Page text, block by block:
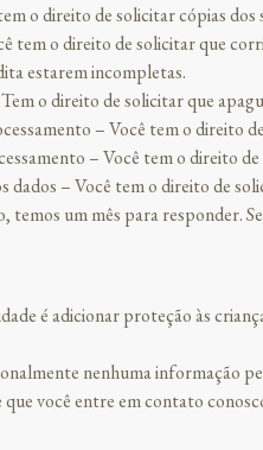
o direito de solicitar cópias
tem o direito de solicitar que
estarem incompletas.
o direito de solicitar que
– Você tem o direito
– Você tem o direito
dados – Você tem o direito de
temos um mês para responder.
é adicionar proteção às
nenhuma informação
você entre em contato